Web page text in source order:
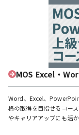
MOS Excel・
Word、Excel、
格の取得を目指せるコー
やキャリアアップにも活か